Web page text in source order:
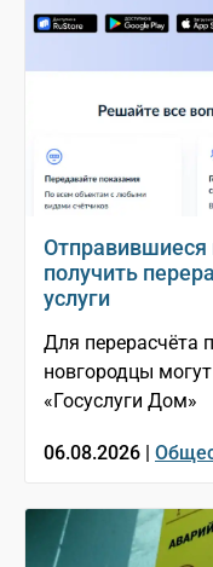
Отправившиеся
получить
услуги
Для перерасчёта
новгородцы
«Госуслуги Дом»
06.08.2026 |